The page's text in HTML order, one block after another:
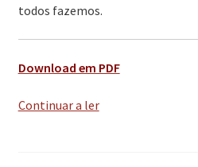
todos fazemos.
Download em PDF
Continuar a lerDebate: